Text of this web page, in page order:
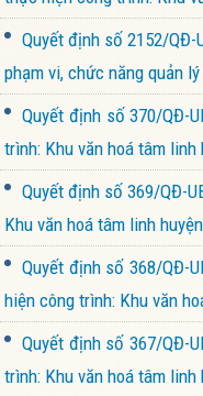
Quyết định số 2152/QĐ-
phạm vi, chức năng quản
Quyết định số 370/QĐ-
trình: Khu văn hoá tâm
Quyết định số 369/QĐ-
Khu văn hoá tâm linh
Quyết định số 368/QĐ-
hiện công trình: Khu văn
Quyết định số 367/QĐ-
trình: Khu văn hoá tâm